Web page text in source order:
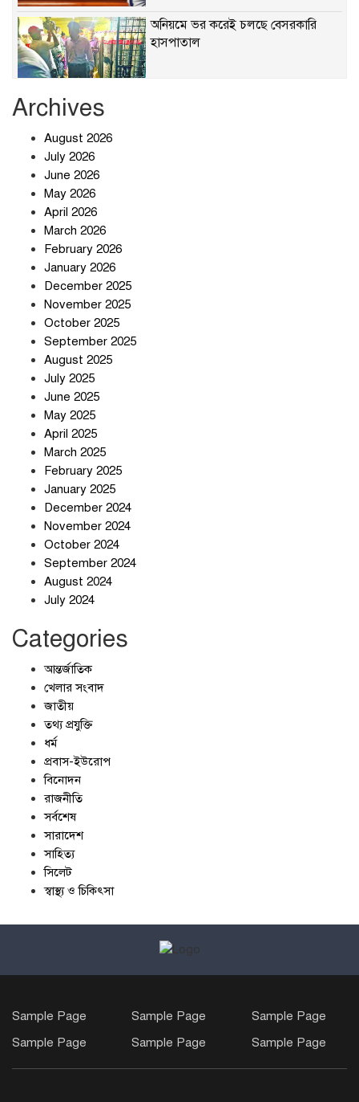
অনিয়মে ভর করেই চলছে বেসরকারি
হাসপাতাল
Archives
August 2026
July 2026
June 2026
May 2026
April 2026
March 2026
February 2026
January 2026
December 2025
November 2025
October 2025
September 2025
August 2025
July 2025
June 2025
May 2025
April 2025
March 2025
February 2025
January 2025
December 2024
November 2024
October 2024
September 2024
August 2024
July 2024
Categories
আন্তর্জাতিক
খেলার সংবাদ
জাতীয়
তথ্য প্রযুক্তি
ধর্ম
প্রবাস-ইউরোপ
বিনোদন
রাজনীতি
সর্বশেষ
সারাদেশ
সাহিত্য
সিলেট
স্বাস্থ্য ও চিকিৎসা
Sample Page Sample Page
Sample Page
Sample Page
Sample Page Sample Page